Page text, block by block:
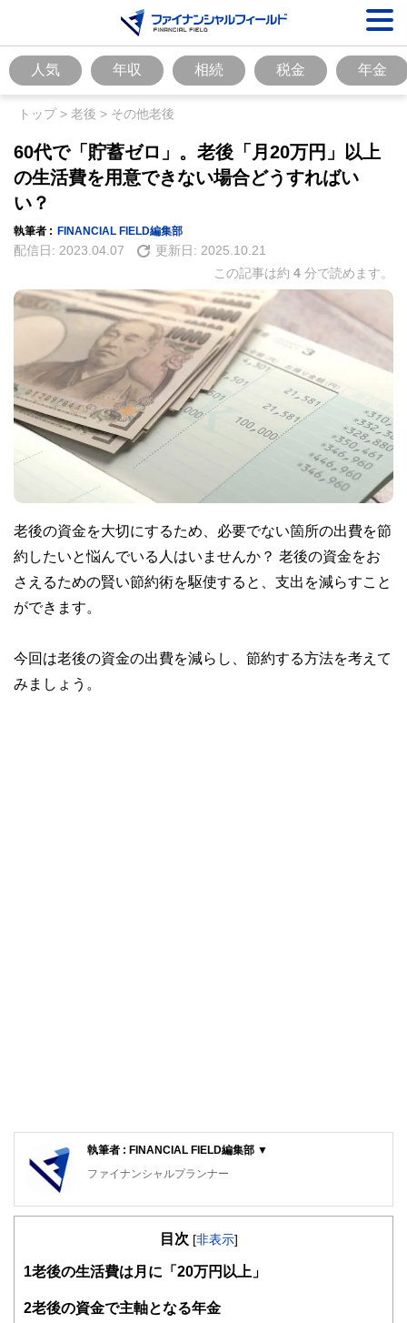
人気 年収 相続 税金 年金
トップ> 老後 > その他老後
60代で「貯蓄ゼロ」。老後「月20万円」以上
の生活費を用意できない場合どうすればい
い？
執筆者 : FINANCIAL FIELD編集部
配信日: 2023.04.07 更新日: 2025.10.21
この記事は約 4 分で読めます。
老後の資金を大切にするため、必要でない箇所の出費を節
約したいと悩んでいる人はいませんか？ 老後の資金をお
さえるための賢い節約術を駆使すると、支出を減らすこと
ができます。
今回は老後の資金の出費を減らし、節約する方法を考えて
みましょう。
執筆者 : FINANCIAL FIELD編集部 ▼
ファイナンシャルプランナー
FinancialField編集部は、金融、経済に関する記事を、日々
知識がない方でも理解できるようわかりやすく発信していま
得者を中心に「お金や暮らし」に関する書籍・雑誌の編集経
験者で構成され、企画立案から記事掲載まですべての工程に
目次 [非表示]
1老後の生活費は月に「20万円以上」
2老後の資金で主軸となる年金